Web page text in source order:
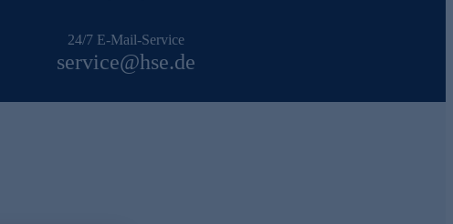
24/7 E-Mail-Service
service@hse.de